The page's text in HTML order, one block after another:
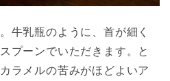
牛乳瓶のように、首が細く
プーンでいただきます。と
ラメルの苦みがほどよいア